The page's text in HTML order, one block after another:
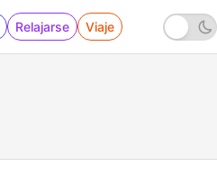
Relajarse Viaje